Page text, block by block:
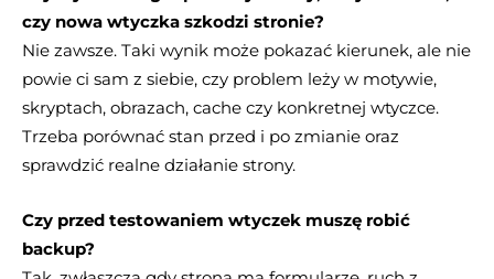
czy nowa wtyczka szkodzi stronie?
Nie zawsze. Taki wynik może pokazać kierunek, ale nie
powie ci sam z siebie, czy problem leży w motywie,
skryptach, obrazach, cache czy konkretnej wtyczce.
Trzeba porównać stan przed i po zmianie oraz
sprawdzić realne działanie strony.
Czy przed testowaniem wtyczek muszę robić
backup?